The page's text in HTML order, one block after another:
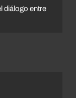
diálogo entre